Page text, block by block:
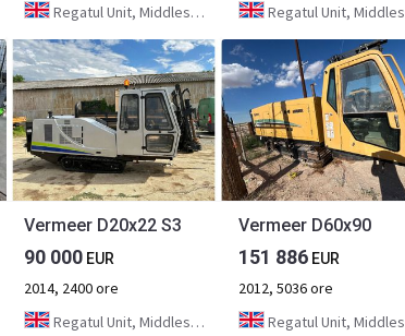
Regatul Unit, Middlesbrough
Regatul Unit, Middlesbrough
Vermeer D20x22 S3
90 000EUR
2014, 2400 ore
Regatul Unit, Middlesbrough
Vermeer D60x90
151 886 EUR
2012, 5036 ore
Regatul Unit, Middlesbrough